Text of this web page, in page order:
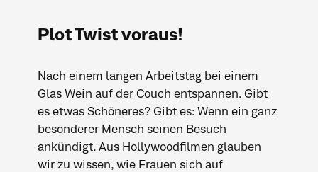
Plot Twist voraus!
Nach einem langen Arbeitstag bei einem
Glas Wein auf der Couch entspannen. Gibt
es etwas Schöneres? Gibt es: Wenn ein ganz
besonderer Mensch seinen Besuch
ankündigt. Aus Hollywoodfilmen glauben
wir zu wissen, wie Frauen sich auf